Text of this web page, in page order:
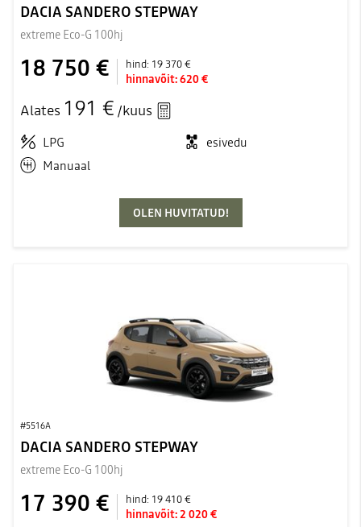
DACIA SANDERO STEPWAY
extreme Eco-G 100hj
18 750 € hind: 19 370 €
hinnavõit:620 €
Alates 191 € /kuus
LPG
esivedu
Manuaal
OLEN HUVITATUD!
#5516A
DACIA SANDERO STEPWAY
extreme Eco-G 100hj
17 390 € hind: 19 410 €
hinnavõit:2 020 €